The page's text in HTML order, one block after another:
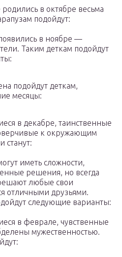
в октябре весьма
подойдут:
в ноябре —
Таким деткам подойдут
подойдут деткам,
месяцы:
в декабре, таинственные
к окружающим
станут:
иметь сложности,
решения, но всегда
любые свои
отличными друзьями.
следующие варианты:
в феврале, чувственные
мужественностью.